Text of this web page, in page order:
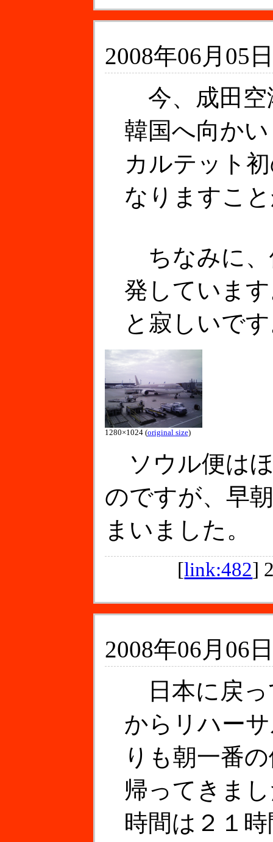
2008年06月05
今、成田空
韓国へ向か
カルテット
なりますこ
ちなみに、
発していま
と寂しいで
1280×1024 (original size)
ソウル便は
のですが、早
まいました。
[link:482]
2008年06月06
日本に戻っ
からリハー
りも朝一番
帰ってきま
時間は２１